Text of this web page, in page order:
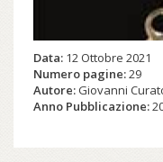
poiché
abbraccia
periodo di
area
nazionali e
Data: 12 Ottobre 2021
Numero pagine:29
Autore: Giovanni
Anno Pubblicazione: